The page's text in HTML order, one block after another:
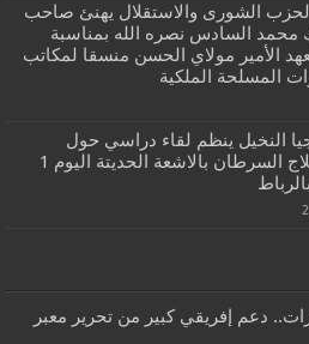
لحزب الشورى والاستقلال يهنئ صاحب
محمد السادس نصره الله بمناسبة
الأمير مولاي الحسن منسقا لمكاتب
المسلحة الملكية
النخيل ينظم لقاء دراسي حول
مستجدات علاج السرطان بالاشعة الحديتة اليوم 1
دعم إفريقي كبير من تحرير معبر